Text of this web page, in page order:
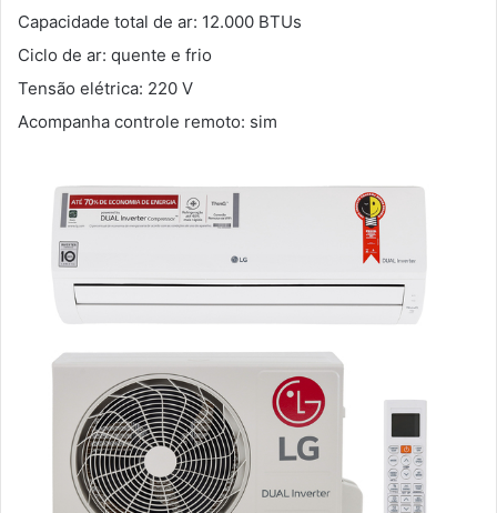
Capacidade total de ar: 12.000 BTUs
Ciclo de ar: quente e frio
Tensão elétrica: 220 V
Acompanha controle remoto: sim